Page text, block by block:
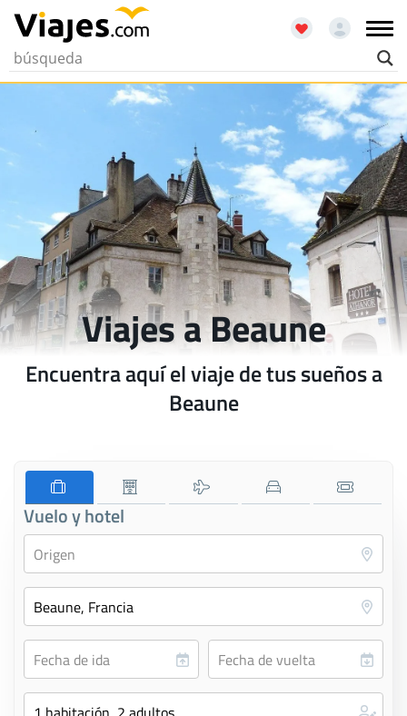
Viajes a Beaune
Encuentra aquí el viaje de tus sueños a
Beaune
Vuelo y hotel